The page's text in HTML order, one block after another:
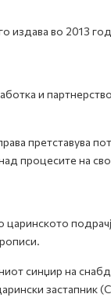
издава во 2013
и
претставува
процесите на
синџир на